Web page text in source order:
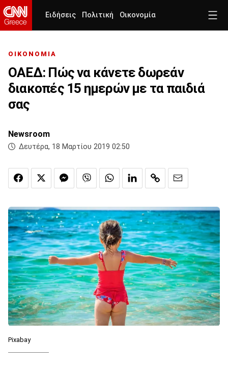
Ειδήσεις Πολιτική Οικονομία
ΟΙΚΟΝΟΜΙΑ
ΟΑΕΔ: Πώς να κάνετε δωρεάν
διακοπές 15 ημερών με τα παιδιά
σας
Newsroom
Δευτέρα, 18 Μαρτίου 2019 02:50
Pixabay